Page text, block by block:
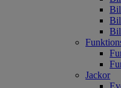
Jackor